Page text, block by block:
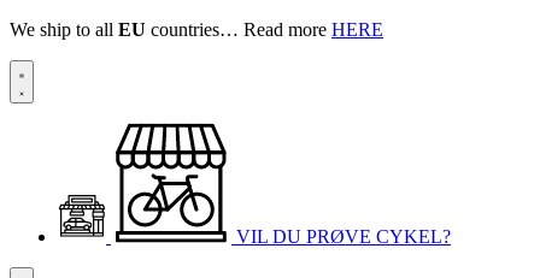
We ship to all EU countries… Read more HERE
VIL DU PRØVE CYKEL?